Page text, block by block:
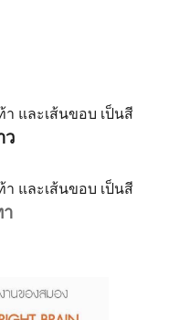
า และเส้นขอบ เป็นสี
ว
า และเส้นขอบ เป็นสี
า